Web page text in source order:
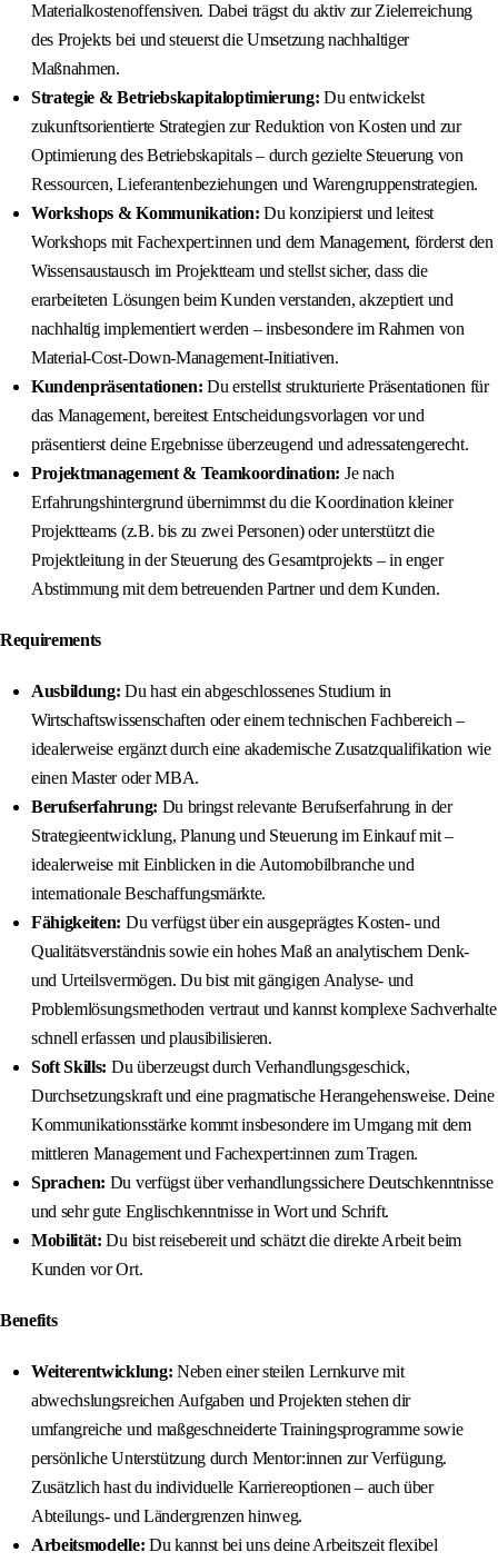
Materialkostenoffensiven. Dabei trägst du aktiv zur Zielerreichung
des Projekts bei und steuerst die Umsetzung nachhaltiger
Maßnahmen.
Strategie & Betriebskapitaloptimierung: Du entwickelst
zukunftsorientierte Strategien zur Reduktion von Kosten und zur
Optimierung des Betriebskapitals – durch gezielte Steuerung von
Ressourcen, Lieferantenbeziehungen und Warengruppenstrategien.
Workshops & Kommunikation: Du konzipierst und leitest
Workshops mit Fachexpert:innen und dem Management, förderst den
Wissensaustausch im Projektteam und stellst sicher, dass die
erarbeiteten Lösungen beim Kunden verstanden, akzeptiert und
nachhaltig implementiert werden – insbesondere im Rahmen von
Material-Cost-Down-Management-Initiativen.
Kundenpräsentationen: Du erstellst strukturierte Präsentationen für
das Management, bereitest Entscheidungsvorlagen vor und
präsentierst deine Ergebnisse überzeugend und adressatengerecht.
Projektmanagement & Teamkoordination: Je nach
Erfahrungshintergrund übernimmst du die Koordination kleiner
Projektteams (z.B. bis zu zwei Personen) oder unterstützt die
Projektleitung in der Steuerung des Gesamtprojekts – in enger
Abstimmung mit dem betreuenden Partner und dem Kunden.
Requirements
Ausbildung: Du hast ein abgeschlossenes Studium in
Wirtschaftswissenschaften oder einem technischen Fachbereich –
idealerweise ergänzt durch eine akademische Zusatzqualifikation wie
einen Master oder MBA.
Berufserfahrung: Du bringst relevante Berufserfahrung in der
Strategieentwicklung, Planung und Steuerung im Einkauf mit –
idealerweise mit Einblicken in die Automobilbranche und
internationale Beschaffungsmärkte.
Fähigkeiten: Du verfügst über ein ausgeprägtes Kosten- und
Qualitätsverständnis sowie ein hohes Maß an analytischem Denk-
und Urteilsvermögen. Du bist mit gängigen Analyse- und
Problemlösungsmethoden vertraut und kannst komplexe Sachverhalte
schnell erfassen und plausibilisieren.
Soft Skills: Du überzeugst durch Verhandlungsgeschick,
Durchsetzungskraft und eine pragmatische Herangehensweise. Deine
Kommunikationsstärke kommt insbesondere im Umgang mit dem
mittleren Management und Fachexpert:innen zum Tragen.
Sprachen: Du verfügst über verhandlungssichere Deutschkenntnisse
und sehr gute Englischkenntnisse in Wort und Schrift.
Mobilität: Du bist reisebereit und schätzt die direkte Arbeit beim
Kunden vor Ort.
Benefits
Weiterentwicklung: Neben einer steilen Lernkurve mit
abwechslungsreichen Aufgaben und Projekten stehen dir
umfangreiche und maßgeschneiderte Trainingsprogramme sowie
persönliche Unterstützung durch Mentor:innen zur Verfügung.
Zusätzlich hast du individuelle Karriereoptionen – auch über
Abteilungs- und Ländergrenzen hinweg.
Arbeitsmodelle: Du kannst bei uns deine Arbeitszeit flexibel